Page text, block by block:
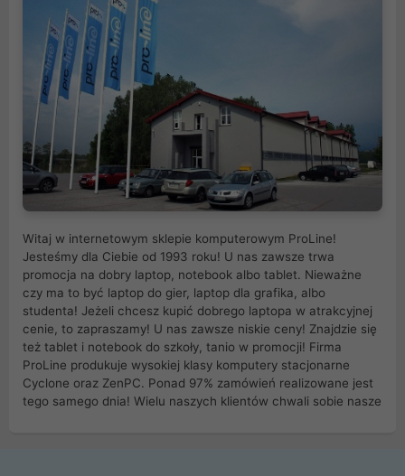
Witaj w internetowym sklepie komputerowym ProLine!
Jesteśmy dla Ciebie od 1993 roku! U nas zawsze trwa
promocja na dobry laptop, notebook albo tablet. Nieważne
czy ma to być laptop do gier, laptop dla grafika, albo
studenta! Jeżeli chcesz kupić dobrego laptopa w atrakcyjnej
cenie, to zapraszamy! U nas zawsze niskie ceny! Znajdzie się
też tablet i notebook do szkoły, tanio w promocji! Firma
ProLine produkuje wysokiej klasy komputery stacjonarne
Cyclone oraz ZenPC. Ponad 97% zamówień realizowane jest
tego samego dnia! Wielu naszych klientów chwali sobie nasze